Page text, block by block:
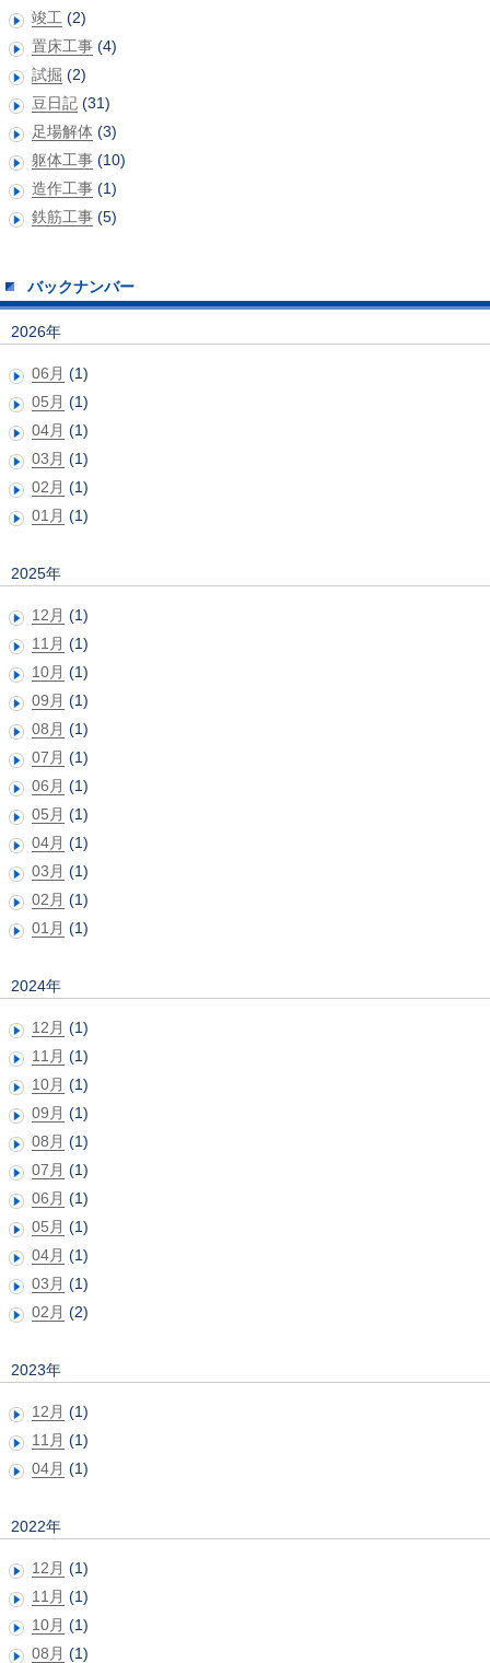
竣工 (2)
置床工事 (4)
試掘 (2)
豆日記 (31)
足場解体 (3)
躯体工事 (10)
造作工事 (1)
鉄筋工事 (5)
バックナンバー
2026年
06月 (1)
05月 (1)
04月 (1)
03月 (1)
02月 (1)
01月 (1)
2025年
12月 (1)
11月 (1)
10月 (1)
09月 (1)
08月 (1)
07月 (1)
06月 (1)
05月 (1)
04月 (1)
03月 (1)
02月 (1)
01月 (1)
2024年
12月 (1)
11月 (1)
10月 (1)
09月 (1)
08月 (1)
07月 (1)
06月 (1)
05月 (1)
04月 (1)
03月 (1)
02月 (2)
2023年
12月 (1)
11月 (1)
04月 (1)
2022年
12月 (1)
11月 (1)
10月 (1)
08月 (1)